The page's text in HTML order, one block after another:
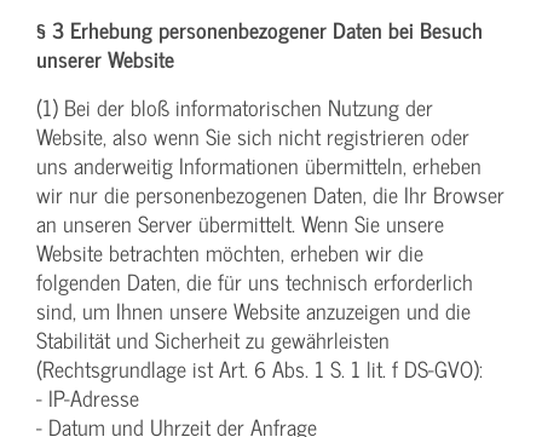
§ 3 Erhebung personenbezogener Daten bei Besuch
unserer Website
(1) Bei der bloß informatorischen Nutzung der
Website, also wenn Sie sich nicht registrieren oder
uns anderweitig Informationen übermitteln, erheben
wir nur die personenbezogenen Daten, die Ihr Browser
an unseren Server übermittelt. Wenn Sie unsere
Website betrachten möchten, erheben wir die
folgenden Daten, die für uns technisch erforderlich
sind, um Ihnen unsere Website anzuzeigen und die
Stabilität und Sicherheit zu gewährleisten
(Rechtsgrundlage ist Art. 6 Abs. 1 S. 1 lit. f DS-GVO):
- IP-Adresse
- Datum und Uhrzeit der Anfrage